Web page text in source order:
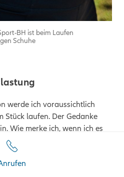
BH ist beim Laufen
Schuhe
werde ich voraussichtlich
Stück laufen. Der Gedanke
Wie merke ich, wenn ich es
schade?
spreche ich auch mit